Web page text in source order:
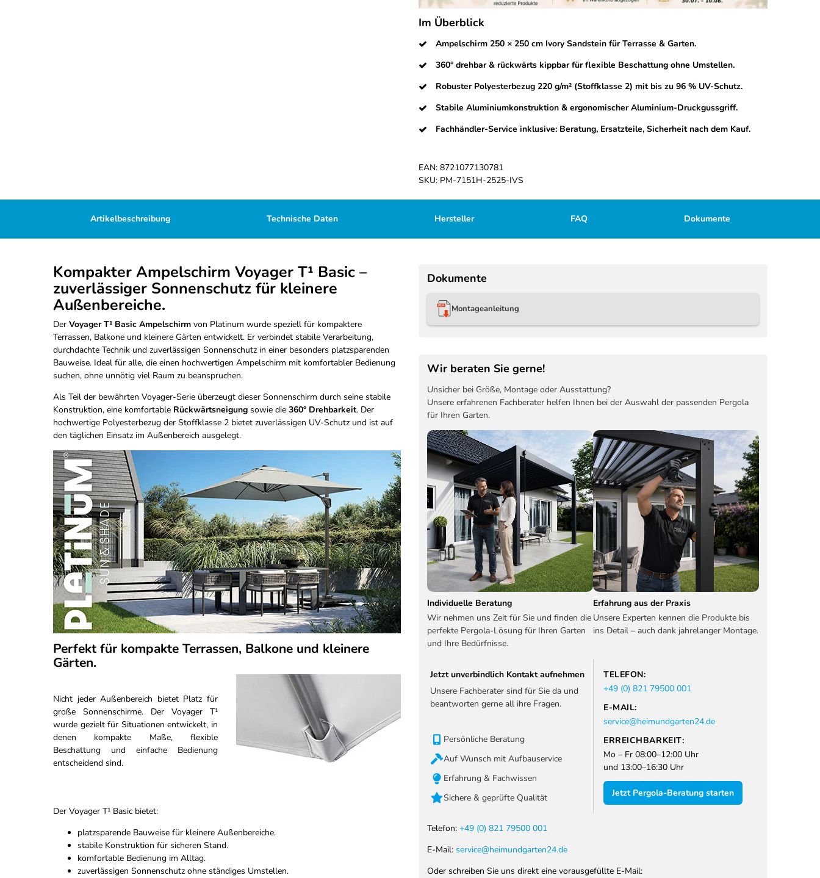
Im Überblick
Ampelschirm 250 × 250 cm Ivory Sandstein für Terrasse & Garten.
360° drehbar & rückwärts kippbar für flexible Beschattung ohne Umstellen.
Robuster Polyesterbezug 220 g/m² (Stoffklasse 2) mit bis zu 96 % UV-Schutz.
Stabile Aluminiumkonstruktion & ergonomischer Aluminium-Druckgussgriff.
Fachhändler-Service inklusive: Beratung, Ersatzteile, Sicherheit nach dem Kauf.
EAN: 8721077130781
SKU: PM-7151H-2525-IVS
Artikelbeschreibung Technische Daten Hersteller FAQ Dokumente
Kompakter Ampelschirm Voyager T¹ Basic –
zuverlässiger Sonnenschutz für kleinere
Außenbereiche.
Der Voyager T¹ Basic Ampelschirm von Platinum wurde speziell für kompaktere
Terrassen, Balkone und kleinere Gärten entwickelt. Er verbindet stabile Verarbeitung,
durchdachte Technik und zuverlässigen Sonnenschutz in einer besonders platzsparenden
Bauweise. Ideal für alle, die einen hochwertigen Ampelschirm mit komfortabler Bedienung
suchen, ohne unnötig viel Raum zu beanspruchen.
Als Teil der bewährten Voyager-Serie überzeugt dieser Sonnenschirm durch seine stabile
Konstruktion, eine komfortable Rückwärtsneigung sowie die 360° Drehbarkeit. Der
hochwertige Polyesterbezug der Stoffklasse 2 bietet zuverlässigen UV-Schutz und ist auf
den täglichen Einsatz im Außenbereich ausgelegt.
Perfekt für kompakte Terrassen, Balkone und kleinere
Gärten.
Nicht jeder Außenbereich bietet Platz für
große Sonnenschirme. Der Voyager T¹
wurde gezielt für Situationen entwickelt, in
denen kompakte Maße, flexible
Beschattung und einfache Bedienung
entscheidend sind.
Der Voyager T¹ Basic bietet:
platzsparende Bauweise für kleinere Außenbereiche.
stabile Konstruktion für sicheren Stand.
komfortable Bedienung im Alltag.
zuverlässigen Sonnenschutz ohne ständiges Umstellen.
Dokumente
Montageanleitung
Wir beraten Sie gerne!
Unsicher bei Größe, Montage oder Ausstattung?
Unsere erfahrenen Fachberater helfen Ihnen bei der Auswahl der passenden Pergola
für Ihren Garten.
Individuelle Beratung
Wir nehmen uns Zeit für Sie und finden die
perfekte Pergola-Lösung für Ihren Garten
und Ihre Bedürfnisse.
Erfahrung aus der Praxis
Unsere Experten kennen die Produkte bis
ins Detail – auch dank jahrelanger Montage.
Jetzt unverbindlich Kontakt aufnehmen
Unsere Fachberater sind für Sie da und
beantworten gerne all ihre Fragen.
Persönliche Beratung
Auf Wunsch mit Aufbauservice
Erfahrung & Fachwissen
Sichere & geprüfte Qualität
TELEFON:
+49 (0) 821 79500 001
E-MAIL:
service@heimundgarten24.de
ERREICHBARKEIT:
Mo – Fr 08:00–12:00 Uhr
und 13:00–16:30 Uhr
Jetzt Pergola-Beratung starten
Telefon: +49 (0) 821 79500 001
E-Mail: service@heimundgarten24.de
Oder schreiben Sie uns direkt eine vorausgefüllte E-Mail: